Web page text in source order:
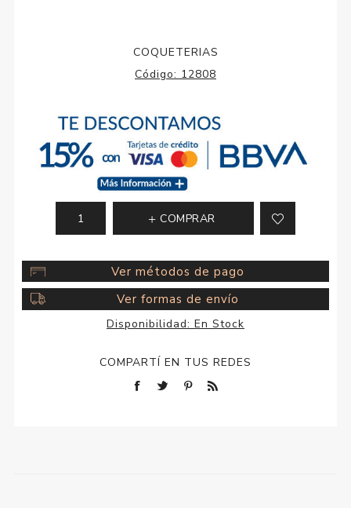
COQUETERIAS
Código: 12808
COMPRAR
Ver métodos de pago
Ver formas de envío
Disponibilidad: En Stock
COMPARTÍ EN TUS REDES